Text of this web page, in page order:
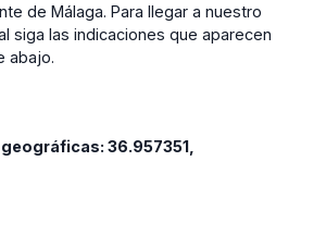
de Málaga. Para llegar a nuestro
siga las indicaciones que aparecen
abajo.
geográficas: 36.957351,